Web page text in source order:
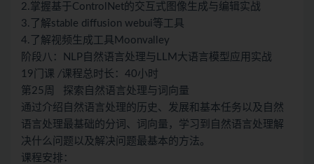
2.掌握基于ControlNet的交互式图像生成与编辑实战
3.了解stable diffusion webui等工具
4.了解视频生成工具Moonvalley
阶段八：NLP自然语言处理与LLM大语言模型应用实战
19门课 /课程总时长：40小时
第25周 探索自然语言处理与词向量
通过介绍自然语言处理的历史、发展和基本任务以及自然
语言处理最基础的分词、词向量，学习到自然语言处理解
决什么问题以及解决问题最基本的方法。
课程安排：